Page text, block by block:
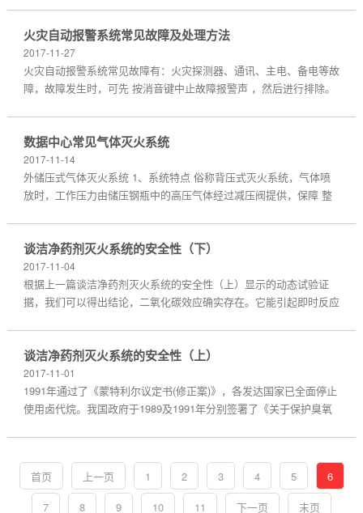
火灾自动报警系统常见故障及处理方法
2017-11-27
火灾自动报警系统常见故障有：火灾探测器、通讯、主电、备电等故
障，故障发生时，可先 按消音键中止故障报警声 ，然后进行排除。
数据中心常见气体灭火系统
2017-11-14
外储压式气体灭火系统 1、系统特点 俗称背压式灭火系统，气体喷
放时，工作压力由储压钢瓶中的高压气体经过减压阀提供，保障 整
谈洁净药剂灭火系统的安全性（下）
2017-11-04
根据上一篇谈洁净药剂灭火系统的安全性（上）显示的动态试验证
据，我们可以得出结论，二氧化碳效应确实存在。它能引起即时反应
谈洁净药剂灭火系统的安全性（上）
2017-11-01
1991年通过了《蒙特利尔议定书(修正案)》，各发达国家已全面停止
使用卤代烷。我国政府于1989及1991年分别签署了《关于保护臭氧
首页 上一页 1 2 3 4 5
6
7
8 9 10 11 下一页 末页